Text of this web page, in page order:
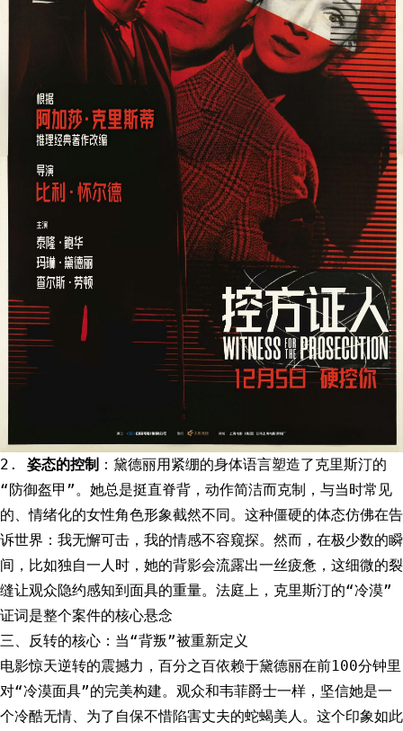
2. 姿态的控制 ：黛德丽用紧绷的身体语言塑造了克里斯汀的
“防御盔甲”。她总是挺直脊背，动作简洁而克制，与当时常见
的、情绪化的女性角色形象截然不同。这种僵硬的体态仿佛在告
诉世界：我无懈可击，我的情感不容窥探。然而，在极少数的瞬
间，比如独自一人时，她的背影会流露出一丝疲惫，这细微的裂
缝让观众隐约感知到面具的重量。法庭上，克里斯汀的“冷漠”
证词是整个案件的核心悬念
三、反转的核心：当“背叛”被重新定义
电影惊天逆转的震撼力，百分之百依赖于黛德丽在前100分钟里
对“冷漠面具”的完美构建。观众和韦菲爵士一样，坚信她是一
个冷酷无情、为了自保不惜陷害丈夫的蛇蝎美人。这个印象如此